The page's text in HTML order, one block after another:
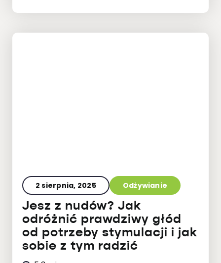
2 sierpnia, 2025 Odżywianie
Jesz z nudów? Jak
odróżnić prawdziwy głód
od potrzeby stymulacji i jak
sobie z tym radzić